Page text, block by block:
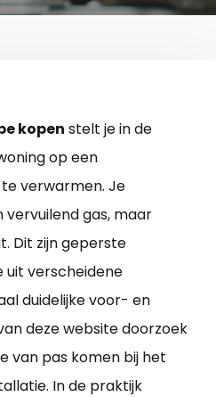
kopen stelt je in de
op een
verwarmen. Je
gas, maar
Dit zijn geperste
uit verscheidene
duidelijke voor- en
deze website doorzoek
van pas komen bij het
In de praktijk